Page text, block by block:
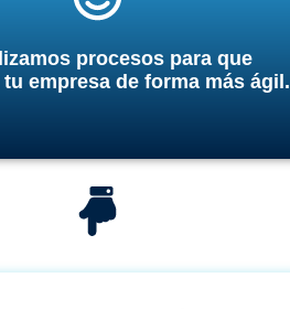
procesos para que
empresa de forma más ágil.